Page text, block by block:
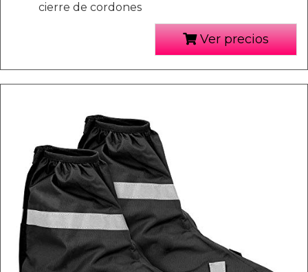
cierre de cordones
Ver precios